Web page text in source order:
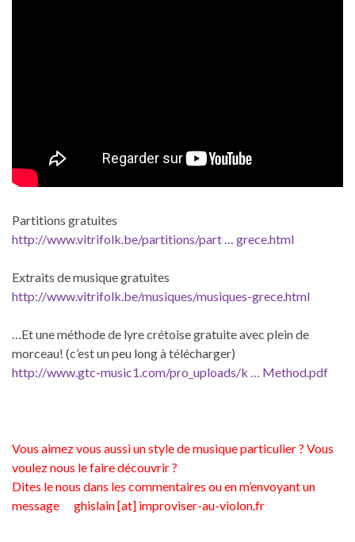
Partitions gratuites
http://www.vitrifolk.be/partitions/part … grece.html
Extraits de musique gratuites
http://www.vitrifolk.be/musiques/musiques-grece.html
…Et une méthode de lyre crétoise gratuite avec plein de
morceau! (c’est un peu long à télécharger)
http://www.gtc-music1.com/pro_uploads/k … Method.pdf
Vous aimez vous aussi un style de musique particulier ? Vous
voulez nous le faire découvrir ?
Dites le nous dans les commentaires ou en m’envoyant un
message ghislain [at] improviser-au-violon.fr